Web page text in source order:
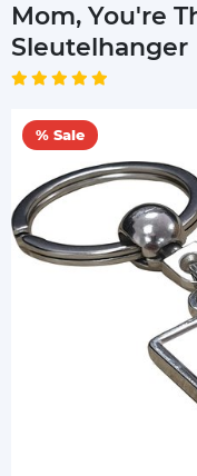
Mom, You're
Sleutelhanger
% Sale